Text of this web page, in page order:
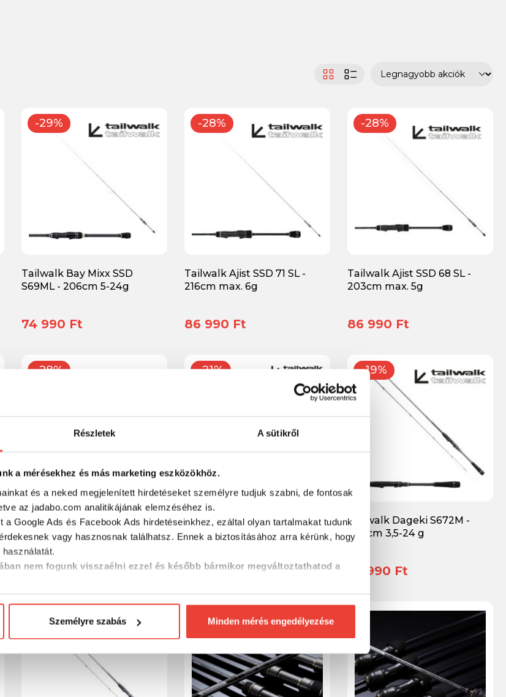
Részletek A sütikről
a mérésekhez és más marketing eszközökhöz.
és a neked megjelenített hirdetéseket személyre tudjuk szabni, de fontosak
az jadabo.com analitikájának elemzéséhez is.
Google Ads és Facebook Ads hirdetéseinkhez, ezáltal olyan tartalmakat tudunk
vagy hasznosnak találhatsz. Ennek a biztosításához arra kérünk, hogy
nem fogunk visszaélni ezzel és később bármikor megváltoztathatod a
Személyre szabás Minden mérés engedélyezése
-29%
Tailwalk Bay Mixx SSD
S69ML - 206cm 5-24g
74 990 Ft
-28%
Tailwalk Ajist SSD 71 SL -
216cm max. 6g
86 990 Ft
-28%
Tailwalk Ajist SSD 68 SL -
203cm max. 5g
86 990 Ft
-28%
Tailwalk Ajist SSD 510 SL -
178cm max. 4g
82 990 Ft
-21%
Tailwalk Dageki S672MH -
200cm 3,5-28 g
59 990 Ft
-19%
Tailwalk Dageki S672M -
200cm 3,5-24 g
59 990 Ft
-19%